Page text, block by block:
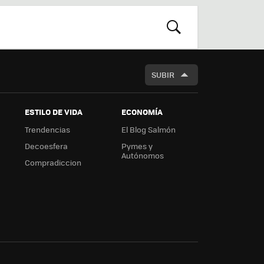
boa
BUSCAR
SUBIR
ESTILO DE VIDA
Trendencias
Decoesfera
Compradiccion
ECONOMÍA
El Blog Salmón
Pymes y
Autónomos